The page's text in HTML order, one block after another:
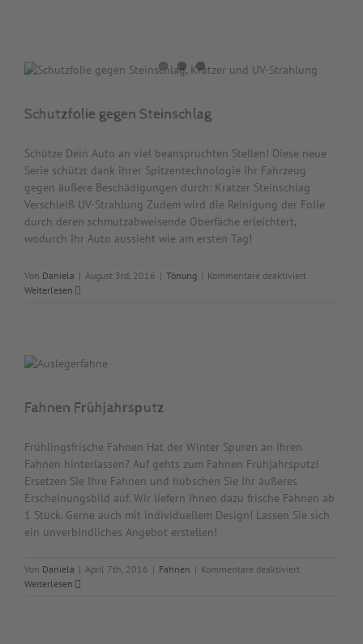
Schutzfolie gegen Steinschlag
Schütze Dein Auto an viel beanspruchten Stellen! Diese neue
Serie schützt dank ihrer Spitzentechnologie Ihr Fahrzeug
gegen äußere Beschädigungen durch: Kratzer Steinschlag
Verschleiß UV-Strahlung Zudem wird die Reinigung der Folie
durch deren schmutzabweisende Oberfäche erleichtert,
wodurch Ihr Auto aussieht wie am ersten Tag!
Von Daniela | August 3rd, 2016 | Tönung | Kommentare deaktiviertfür
Weiterlesen
Fahnen Frühjahrsputz
Frühlingsfrische Fahnen Hat der Winter Spuren an Ihren
Fahnen hinterlassen? Auf gehts zum Fahnen Frühjahrsputz!
Ersetzen Sie Ihre Fahnen und hübschen Sie Ihr äußeres
Erscheinungsbild auf. Wir liefern Ihnen dazu frische Fahnen ab
1 Stück. Gerne auch mit individuellem Design! Lassen Sie sich
ein unverbindliches Angebot erstellen!
Von Daniela | April 7th, 2016 | Fahnen | Kommentare deaktiviertfür
Weiterlesen